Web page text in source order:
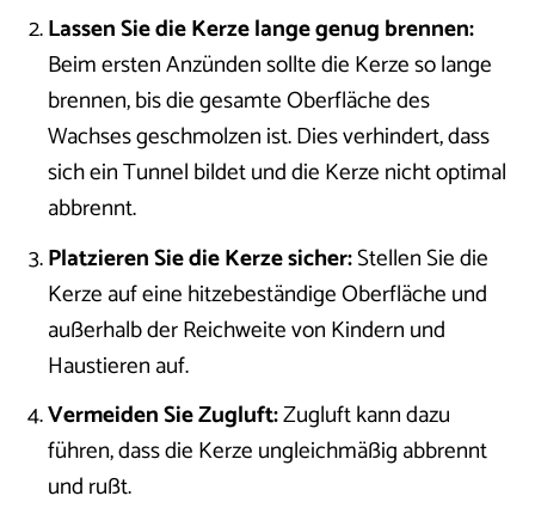
Lassen Sie die Kerze lange genug brennen:
Beim ersten Anzünden sollte die Kerze so lange
brennen, bis die gesamte Oberfläche des
Wachses geschmolzen ist. Dies verhindert, dass
sich ein Tunnel bildet und die Kerze nicht optimal
abbrennt.
Platzieren Sie die Kerze sicher:Stellen Sie die
Kerze auf eine hitzebeständige Oberfläche und
außerhalb der Reichweite von Kindern und
Haustieren auf.
Vermeiden Sie Zugluft:Zugluft kann dazu
führen, dass die Kerze ungleichmäßig abbrennt
und rußt.